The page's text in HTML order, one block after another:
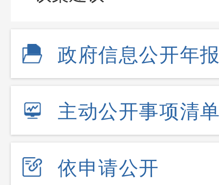
政府信息公开年
主动公开事项清
依申请公开